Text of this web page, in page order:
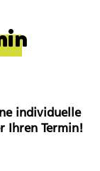
individuelle
Ihren Termin!